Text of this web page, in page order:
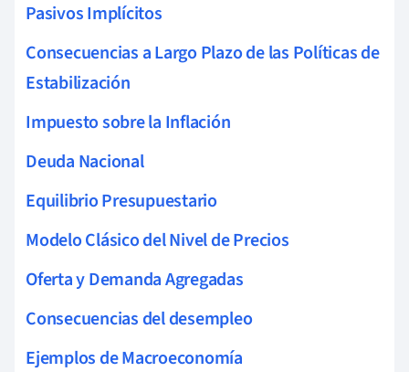
Pasivos Implícitos
Consecuencias a Largo Plazo de las Políticas de
Estabilización
Impuesto sobre la Inflación
Deuda Nacional
Equilibrio Presupuestario
Modelo Clásico del Nivel de Precios
Oferta y Demanda Agregadas
Consecuencias del desempleo
Ejemplos de Macroeconomía